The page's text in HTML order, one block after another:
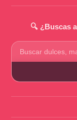
🔍 ¿Buscas
Buscar
productos